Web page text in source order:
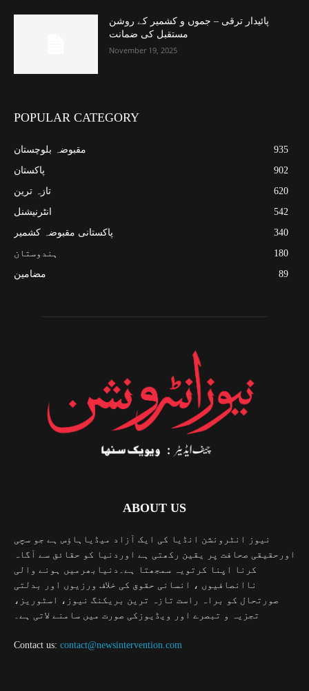
پائیدار ترقی – جموں و کشمیر کے روشن
مستقبل کی ضمانت
November 19, 2025
POPULAR CATEGORY
مقبوضہ بلوچستان
935
پاکستان
902
تازہ ترین
620
انٹرنیشنل
542
پاکستانی مقبوضہ کشمیر
340
ہندوستان
180
مضامین
89
ABOUT US
نیوز انٹرونشن انڈیا کی ایک آزاد میڈیاہاؤس ہے جو سچی
اورحقیقی صحافت پر یقین رکھتی ہے اوردنیا کو حقائق سے آگاہ
کرنا اپنا کرتویہ سمجھتا ہے۔دنیابھرمیں ہونے والی
ناانصافیوں ، انسانی حقوق کی خلاف ورزیوں اور بدلتی
صورتحال کو براہ راست تازہ ترین بریکنگ نیوز، اسٹوریز،
تجزیہ و تبصرے اور ویڈیوزکی صورت میں سامنے لاتی ہے۔
Contact us: contact@newsintervention.com